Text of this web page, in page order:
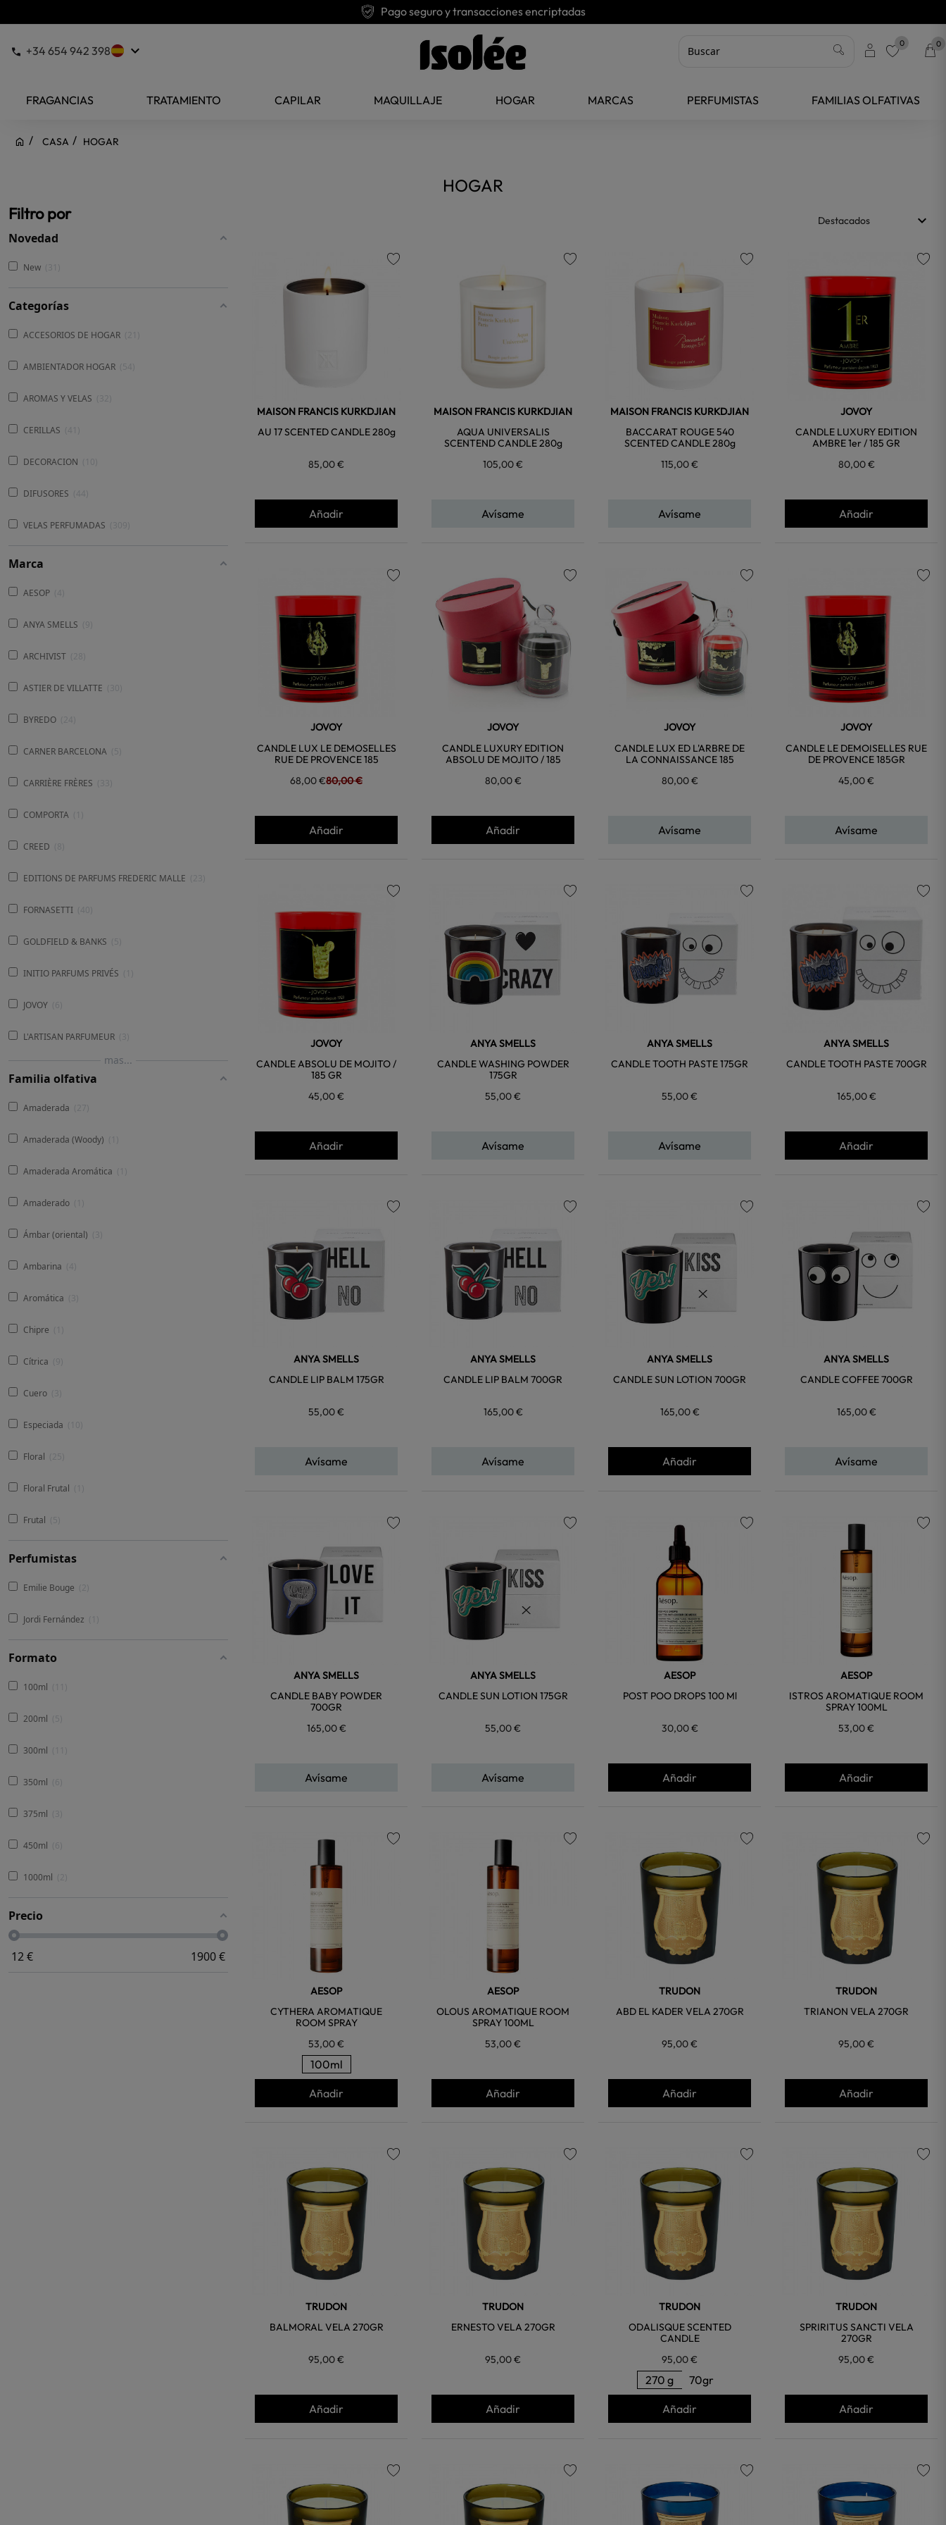
Pago seguro y transacciones encriptadas
+34 654 942 398 keyboard_arrow_down 0 0
FRAGANCIAS TRATAMIENTO CAPILAR MAQUILLAJE HOGAR MARCAS PERFUMISTAS FAMILIAS OLFATIVAS
CASA HOGAR
HOGAR
Filtro por
Novedad
New 31
Categorías
ACCESORIOS DE HOGAR 21
AMBIENTADOR HOGAR
AROMAS Y VELAS 32
CERILLAS
DECORACION
DIFUSORES
VELAS PERFUMADAS 309
Marca
AESOP
ANYA SMELLS 9
ARCHIVIST 28
ASTIER DE VILLATTE 30
BYREDO 24
CARNER BARCELONA
CARRIÈRE FRÈRES 33
COMPORTA
CREED
EDITIONS DE PARFUMS FREDERIC MALLE 23
FORNASETTI
GOLDFIELD & BANKS
INITIO PARFUMS PRIVÉS
JOVOY
L'ARTISAN PARFUMEUR 3
mas...
Familia olfativa
Amaderada 27
Amaderada (Woody)
Amaderada Aromática
Amaderado
Ámbar (oriental) 3
Ambarina
Aromática 3
Chipre
Cítrica 9
Cuero 3
Especiada
Floral 25
Floral Frutal
Frutal
Perfumistas
Emilie Bouge 2
Jordi Fernández
Formato
100ml
200ml
300ml
350ml
375ml 3
450ml
1000ml 2
Precio
12€ 1900€
Destacados keyboard_arrow_down
MAISON FRANCIS KURKDJIAN
AU 17 SCENTED CANDLE 280g
85,00 €
Añadir
MAISON FRANCIS KURKDJIAN
AQUA UNIVERSALIS
SCENTEND CANDLE 280g
105,00 €
Avísame
MAISON FRANCIS KURKDJIAN
BACCARAT ROUGE 540
SCENTED CANDLE 280g
115,00 €
Avísame
JOVOY
CANDLE LUXURY EDITION
AMBRE 1er / 185 GR
80,00 €
Añadir
JOVOY
CANDLE LUX LE DEMOSELLES
RUE DE PROVENCE 185
68,00 €80,00 €
Añadir
JOVOY
CANDLE LUXURY EDITION
ABSOLU DE MOJITO / 185
80,00 €
Añadir
JOVOY
CANDLE LUX ED L'ARBRE DE
LA CONNAISSANCE 185
80,00 €
Avísame
JOVOY
CANDLE LE DEMOISELLES RUE
DE PROVENCE 185GR
45,00 €
Avísame
JOVOY
CANDLE ABSOLU DE MOJITO /
185 GR
45,00 €
Añadir
ANYA SMELLS
CANDLE WASHING POWDER
175GR
55,00 €
Avísame
ANYA SMELLS
CANDLE TOOTH PASTE 175GR
55,00 €
Avísame
ANYA SMELLS
CANDLE TOOTH PASTE 700GR
165,00 €
Añadir
ANYA SMELLS
CANDLE LIP BALM 175GR
55,00 €
Avísame
ANYA SMELLS
CANDLE LIP BALM 700GR
165,00 €
Avísame
ANYA SMELLS
CANDLE SUN LOTION 700GR
165,00 €
Añadir
ANYA SMELLS
CANDLE COFFEE 700GR
165,00 €
Avísame
ANYA SMELLS
CANDLE BABY POWDER
700GR
165,00 €
Avísame
ANYA SMELLS
CANDLE SUN LOTION 175GR
55,00 €
Avísame
AESOP
POST POO DROPS 100 Ml
30,00 €
Añadir
AESOP
ISTROS AROMATIQUE ROOM
SPRAY 100ML
53,00 €
Añadir
AESOP
CYTHERA AROMATIQUE
ROOM SPRAY
53,00 €
100ml
Añadir
AESOP
OLOUS AROMATIQUE ROOM
SPRAY 100ML
53,00 €
Añadir
TRUDON
ABD EL KADER VELA 270GR
95,00 €
Añadir
TRUDON
TRIANON VELA 270GR
95,00 €
Añadir
TRUDON
BALMORAL VELA 270GR
95,00 €
Añadir
TRUDON
ERNESTO VELA 270GR
95,00 €
Añadir
TRUDON
ODALISQUE SCENTED
CANDLE
95,00 €
270 g 70gr
Añadir
TRUDON
SPRIRITUS SANCTI VELA
270GR
95,00 €
Añadir